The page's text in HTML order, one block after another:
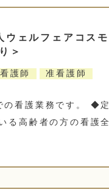
ェルフェアコスモ
＞
看護師
准看護師
の看護業務です。 ◆定
る高齢者の方の看護全